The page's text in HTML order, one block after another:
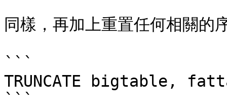
同樣，再加上重置任何相關的
```
TRUNCATE bigtable,
```